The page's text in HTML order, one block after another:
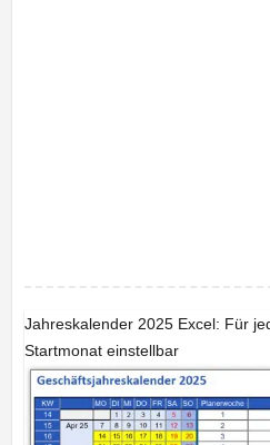
Jahreskalender 2025 Excel: Für
Startmonat einstellbar